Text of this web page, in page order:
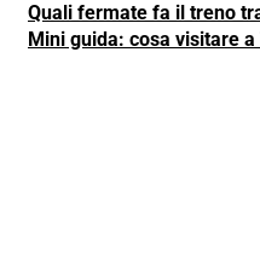
Quali fermate fa il treno
Mini guida: cosa visitare